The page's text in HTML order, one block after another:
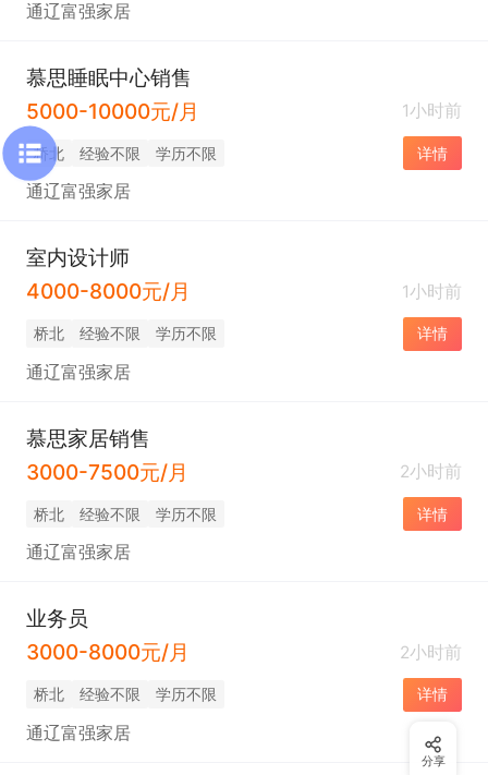
通辽富强家居
慕思睡眠中心销售
5000-10000元/月
1小时前
桥北 经验不限 学历不限 详情
通辽富强家居
室内设计师
4000-8000元/月
1小时前
桥北 经验不限 学历不限 详情
通辽富强家居
慕思家居销售
3000-7500元/月
2小时前
桥北 经验不限 学历不限 详情
通辽富强家居
业务员
3000-8000元/月
2小时前
桥北 经验不限 学历不限 详情
通辽富强家居
分享